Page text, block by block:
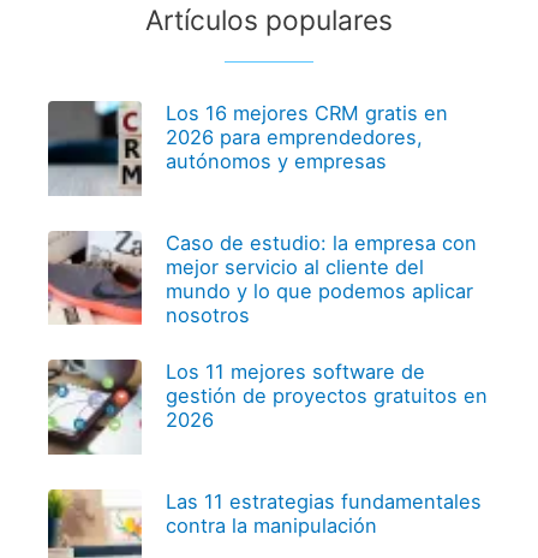
Artículos populares
Los 16 mejores CRM gratis en
2026 para emprendedores,
autónomos y empresas
Caso de estudio: la empresa con
mejor servicio al cliente del
mundo y lo que podemos aplicar
nosotros
Los 11 mejores software de
gestión de proyectos gratuitos en
2026
Las 11 estrategias fundamentales
contra la manipulación